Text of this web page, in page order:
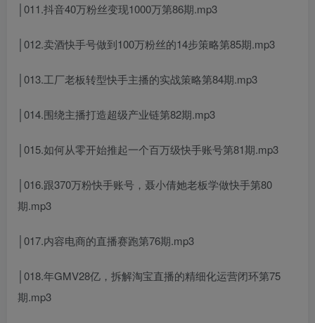
│011.抖音40万粉丝变现1000万第86期.mp3
│012.卖酒快手号做到100万粉丝的14步策略第85期.mp3
│013.工厂老板转型快手主播的实战策略第84期.mp3
│014.围绕主播打造超级产业链第82期.mp3
│015.如何从零开始推起一个百万级快手账号第81期.mp3
│016.跟370万粉快手账号，聂小倩她老板学做快手第80
期.mp3
│017.内容电商的直播赛跑第76期.mp3
│018.年GMV28亿，拆解淘宝直播的精细化运营闭环第75
期.mp3